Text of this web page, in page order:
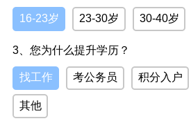
16-23岁 23-30岁 30-40岁
3、您为什么提升学历？
找工作 考公务员 积分入户
其他